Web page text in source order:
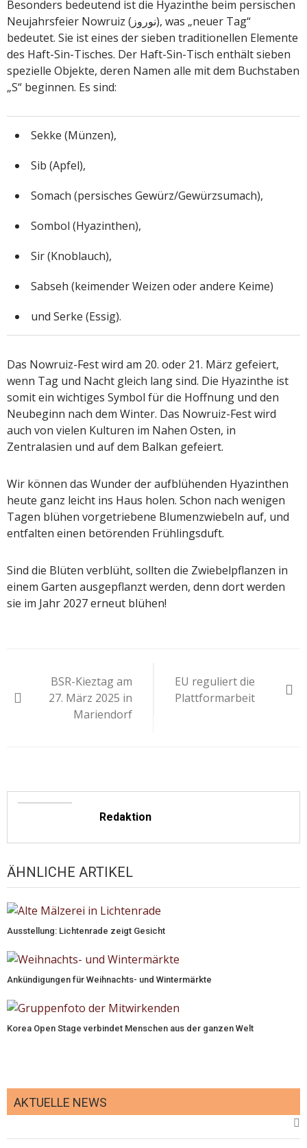
Besonders bedeutend ist die Hyazinthe beim persischen
Neujahrsfeier Nowruiz (نوروز), was „neuer Tag“
bedeutet. Sie ist eines der sieben traditionellen Elemente
des Haft-Sin-Tisches. Der Haft-Sin-Tisch enthält sieben
spezielle Objekte, deren Namen alle mit dem Buchstaben
„S“ beginnen. Es sind:
Sekke (Münzen),
Sib (Apfel),
Somach (persisches Gewürz/Gewürzsumach),
Sombol (Hyazinthen),
Sir (Knoblauch),
Sabseh (keimender Weizen oder andere Keime)
und Serke (Essig).
Das Nowruiz-Fest wird am 20. oder 21. März gefeiert,
wenn Tag und Nacht gleich lang sind. Die Hyazinthe ist
somit ein wichtiges Symbol für die Hoffnung und den
Neubeginn nach dem Winter. Das Nowruiz-Fest wird
auch von vielen Kulturen im Nahen Osten, in
Zentralasien und auf dem Balkan gefeiert.
Wir können das Wunder der aufblühenden Hyazinthen
heute ganz leicht ins Haus holen. Schon nach wenigen
Tagen blühen vorgetriebene Blumenzwiebeln auf, und
entfalten einen betörenden Frühlingsduft.
Sind die Blüten verblüht, sollten die Zwiebelpflanzen in
einem Garten ausgepflanzt werden, denn dort werden
sie im Jahr 2027 erneut blühen!
BSR-Kieztag am
27. März 2025 in
Mariendorf
EU reguliert die
Plattformarbeit
Redaktion
ÄHNLICHE ARTIKEL
Ausstellung: Lichtenrade zeigt Gesicht
Ankündigungen für Weihnachts- und Wintermärkte
Korea Open Stage verbindet Menschen aus der ganzen Welt
AKTUELLE NEWS